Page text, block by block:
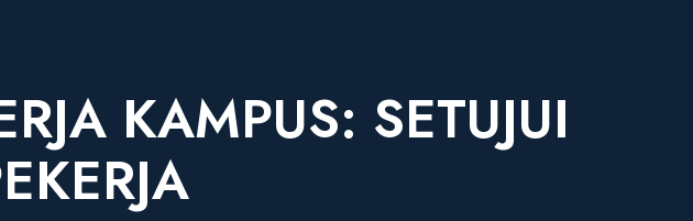
KAMPUS: SETUJUI